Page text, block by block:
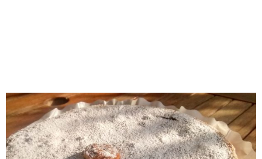
RECOMENDADOS